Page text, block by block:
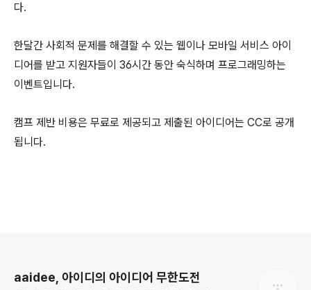
다.
한달간 사회적 문제를 해결할 수 있는 웹이나 모바일 서비스 아이
디어를 받고 지원자들이 36시간 동안 숙식하며 프로그래밍하는
이벤트입니다.
캠프 제반 비용은 무료로 제공되고 제출된 아이디어는 CC로 공개
됩니다.
aaidee, 아이디의 아이디어 무한도전